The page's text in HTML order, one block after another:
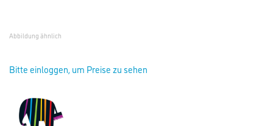
Abbildung ähnlich
Bitte einloggen, um Preise zu sehen